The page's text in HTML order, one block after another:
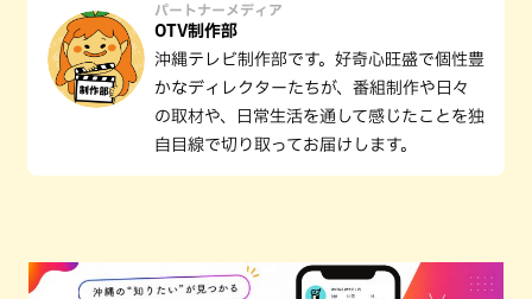
パートナーメディア
OTV制作部
沖縄テレビ制作部です。好奇心旺盛で個性豊
かなディレクターたちが、番組制作や日々
の取材や、日常生活を通して感じたことを独
自目線で切り取ってお届けします。